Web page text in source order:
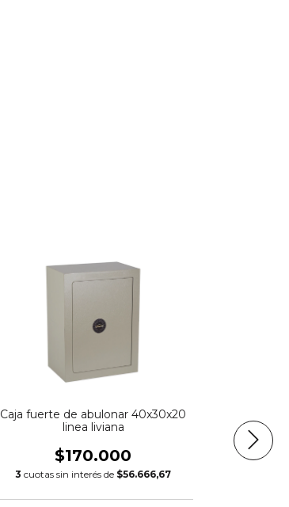
Caja fuerte de abulonar 40x30x20
linea liviana
$170.000
3 cuotas sin interés de $56.666,67